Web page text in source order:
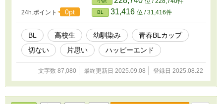
れは、僕たちだけの一年間の物語。
24h.ポイント
0pt BL 31,416 位 / 31,416件
BL 高校生 幼馴染み
青春BLカップ​
切ない
片思い ハッピーエンド
文字数 87,080 最終更新日 2025.09.08 登録日 2025.08.22